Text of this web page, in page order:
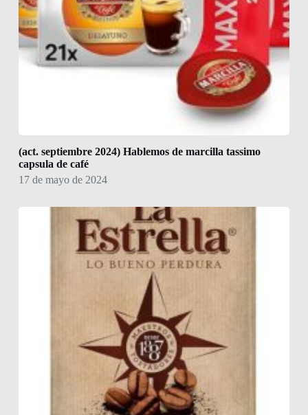
(act. septiembre 2024) Hablemos de marcilla tassimo
capsula de café
17 de mayo de 2024